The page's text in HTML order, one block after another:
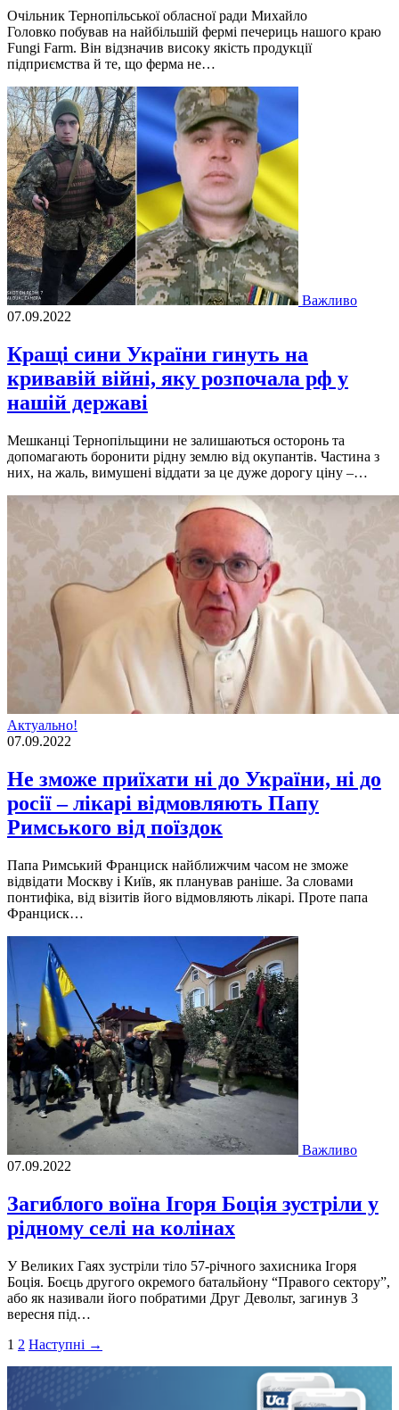
Очiльник Тернопiльської обласної ради Михайло
Головко побував на найбiльшiй фермi печериць нашого краю
Fungi Farm. Вiн вiдзначив високу якiсть продукцiї
пiдприємства й те, що ферма не…
Важливо
07.09.2022
Кращі сини України гинуть на
кривавій війні, яку розпочала рф у
нашій державі
Мешканцi Тернопiльщини не залишаються осторонь та
допомагають боронити рiдну землю вiд окупантiв. Частина з
них, на жаль, вимушенi вiддати за це дуже дорогу цiну –…
Актуально!
07.09.2022
Не зможе приїхати ні до України, ні до
росії – лікарі відмовляють Папу
Римського від поїздок
Папа Римський Франциск найближчим часом не зможе
вiдвiдати Москву i Київ, як планував ранiше. За словами
понтифiка, вiд вiзитiв його вiдмовляють лiкарi. Проте папа
Франциск…
Важливо
07.09.2022
Загиблого воїна Ігоря Боція зустріли у
рідному селі на колінах
У Великих Гаях зустрiли тiло 57-рiчного захисника Iгоря
Боцiя. Боєць другого окремого батальйону “Правого сектору”,
або як називали його побратими Друг Девольт, загинув 3
вересня пiд…
Пагінація
записів
1 2 Наступні →